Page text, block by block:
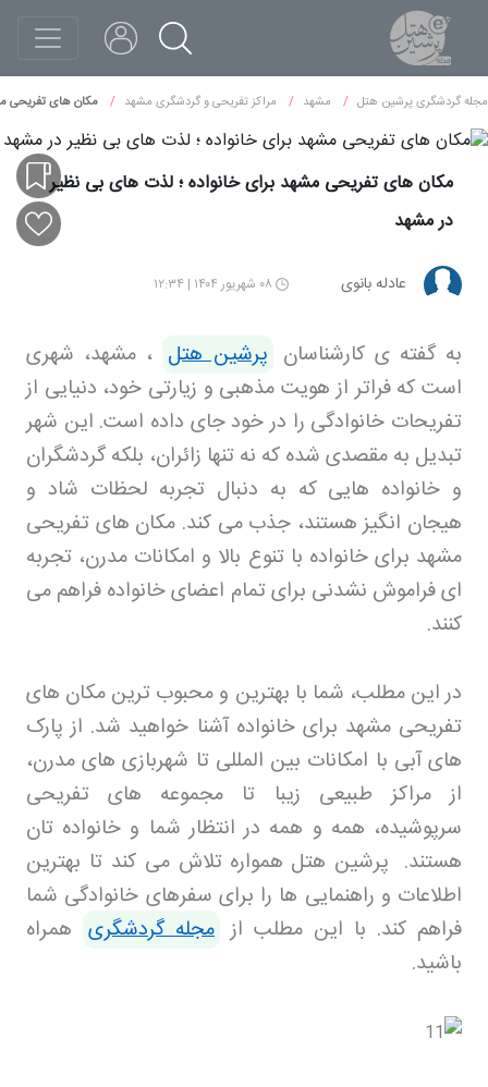
مجله گردشگری پرشین هتل مشهد مراکز تفریحی و گردشگری مشهد مکان های تفریحی
مکان های تفریحی مشهد برای خانواده ؛ لذت های بی نظیر
در مشهد
عادله بانوی ۰۸ شهریور ۱۴۰۴ | ۱۲:۳۴
به گفته ی کارشناسان پرشین هتل ، مشهد، شهری
است که فراتر از هویت مذهبی و زیارتی خود، دنیایی از
تفریحات خانوادگی را در خود جای داده است. این شهر
تبدیل به مقصدی شده که نه تنها زائران، بلکه گردشگران
و خانواده هایی که به دنبال تجربه لحظات شاد و
هیجان انگیز هستند، جذب می کند. مکان های تفریحی
مشهد برای خانواده با تنوع بالا و امکانات مدرن، تجربه
ای فراموش نشدنی برای تمام اعضای خانواده فراهم می
کنند.
در این مطلب، شما با بهترین و محبوب ترین مکان های
تفریحی مشهد برای خانواده آشنا خواهید شد. از پارک
های آبی با امکانات بین المللی تا شهربازی های مدرن،
از مراکز طبیعی زیبا تا مجموعه های تفریحی
سرپوشیده، همه و همه در انتظار شما و خانواده تان
هستند. پرشین هتل همواره تلاش می کند تا بهترین
اطلاعات و راهنمایی ها را برای سفرهای خانوادگی شما
فراهم کند. با این مطلب از مجله گردشگری همراه
باشید.